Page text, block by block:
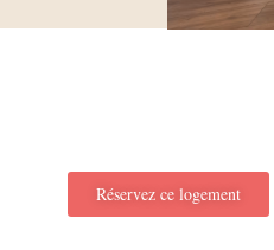
Réservez ce logement